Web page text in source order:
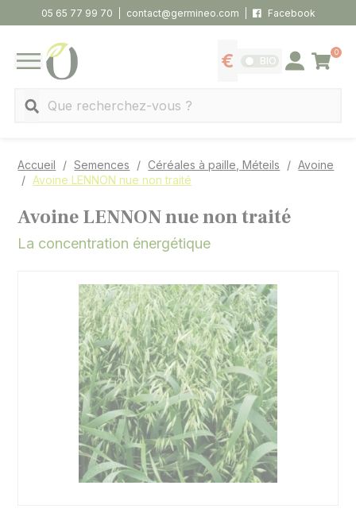
05 65 77 99 70 contact@germineo.com Facebook
MENU
Afficher les tarifs
BIO Se connecter
0
Panier
Accueil Semences Céréales à paille, Méteils
Avoine
Avoine LENNON nue non traité
Avoine LENNON nue non traité
La concentration énergétique
Panneau de gestion des cookies